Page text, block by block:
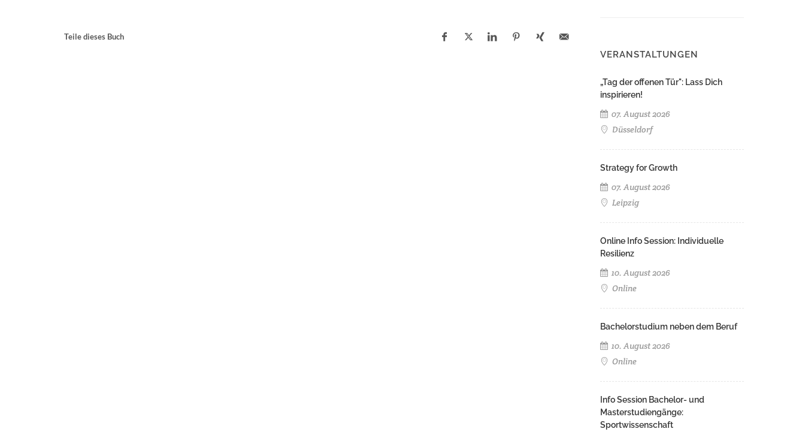
Teile dieses Buch
VERANSTALTUNGEN
„Tag der offenen Tür": Lass Dich
inspirieren!
07. August 2026
Düsseldorf
Strategy for Growth
07. August 2026
Leipzig
Online Info Session: Individuelle
Resilienz
10. August 2026
Online
Bachelorstudium neben dem Beruf
10. August 2026
Online
Info Session Bachelor- und
Masterstudiengänge:
Sportwissenschaft